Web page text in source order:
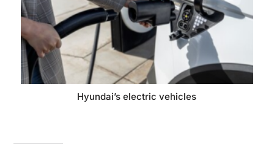
Hyundai’s electric vehicles